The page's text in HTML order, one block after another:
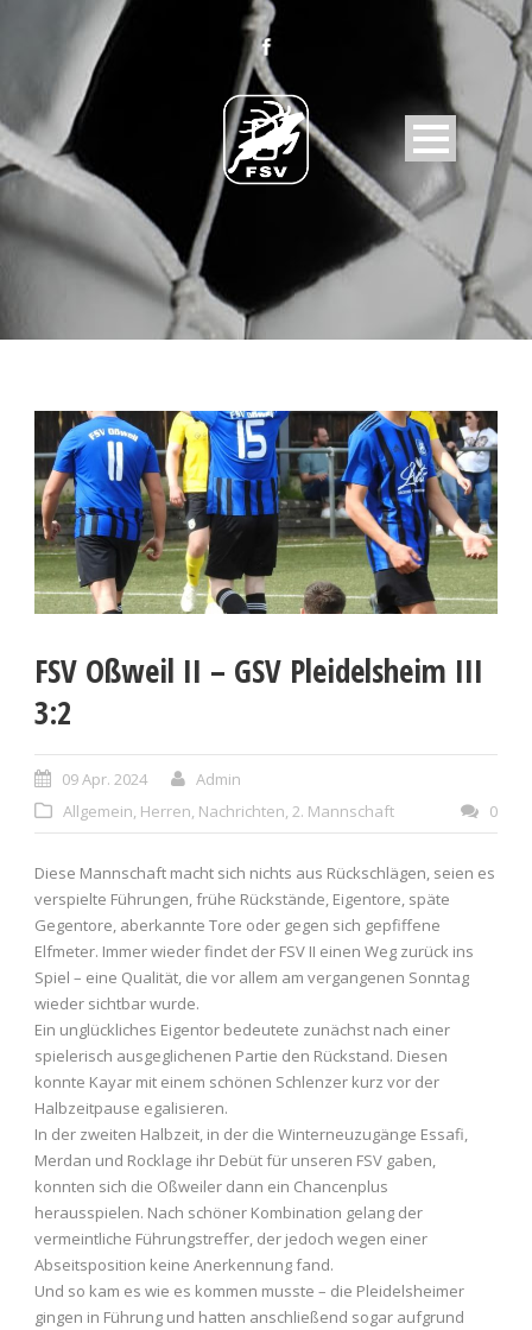
FSV Oßweil II – GSV Pleidelsheim III
3:2
09 Apr. 2024
Admin
Allgemein, Herren, Nachrichten, 2. Mannschaft 0
Diese Mannschaft macht sich nichts aus Rückschlägen, seien es
verspielte Führungen, frühe Rückstände, Eigentore, späte
Gegentore, aberkannte Tore oder gegen sich gepfiffene
Elfmeter. Immer wieder findet der FSV II einen Weg zurück ins
Spiel – eine Qualität, die vor allem am vergangenen Sonntag
wieder sichtbar wurde.
Ein unglückliches Eigentor bedeutete zunächst nach einer
spielerisch ausgeglichenen Partie den Rückstand. Diesen
konnte Kayar mit einem schönen Schlenzer kurz vor der
Halbzeitpause egalisieren.
In der zweiten Halbzeit, in der die Winterneuzugänge Essafi,
Merdan und Rocklage ihr Debüt für unseren FSV gaben,
konnten sich die Oßweiler dann ein Chancenplus
herausspielen. Nach schöner Kombination gelang der
vermeintliche Führungstreffer, der jedoch wegen einer
Abseitsposition keine Anerkennung fand.
Und so kam es wie es kommen musste – die Pleidelsheimer
gingen in Führung und hatten anschließend sogar aufgrund